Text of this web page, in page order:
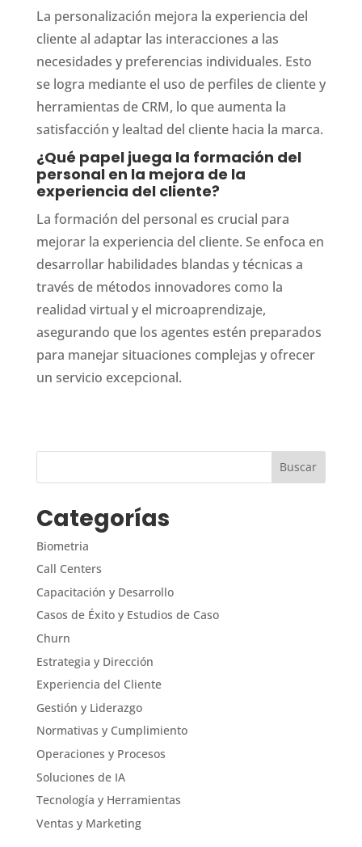
La personalización mejora la experiencia del
cliente al adaptar las interacciones a las
necesidades y preferencias individuales. Esto
se logra mediante el uso de perfiles de cliente y
herramientas de CRM, lo que aumenta la
satisfacción y lealtad del cliente hacia la marca.
¿Qué papel juega la formación del
personal en la mejora de la
experiencia del cliente?
La formación del personal es crucial para
mejorar la experiencia del cliente. Se enfoca en
desarrollar habilidades blandas y técnicas a
través de métodos innovadores como la
realidad virtual y el microaprendizaje,
asegurando que los agentes estén preparados
para manejar situaciones complejas y ofrecer
un servicio excepcional.
Categorías
Biometria
Call Centers
Capacitación y Desarrollo
Casos de Éxito y Estudios de Caso
Churn
Estrategia y Dirección
Experiencia del Cliente
Gestión y Liderazgo
Normativas y Cumplimiento
Operaciones y Procesos
Soluciones de IA
Tecnología y Herramientas
Ventas y Marketing